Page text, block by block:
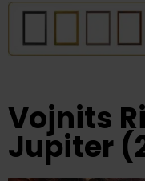
Vojnits
Jupiter